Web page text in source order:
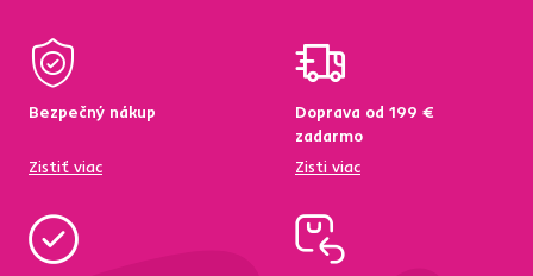
Bezpečný nákup
Zistiť viac
Doprava od 199 €
zadarmo
Zisti viac